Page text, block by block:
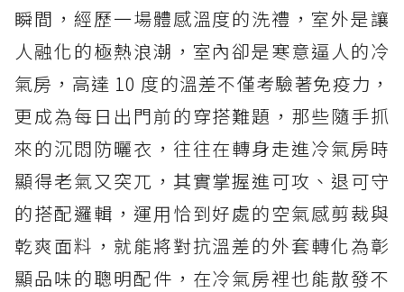
瞬間，經歷一場體感溫度的洗禮，室外是讓
人融化的極熱浪潮，室內卻是寒意逼人的冷
氣房，高達 10 度的溫差不僅考驗著免疫力，
更成為每日出門前的穿搭難題，那些隨手抓
來的沉悶防曬衣，往往在轉身走進冷氣房時
顯得老氣又突兀，其實掌握進可攻、退可守
的搭配邏輯，運用恰到好處的空氣感剪裁與
乾爽面料，就能將對抗溫差的外套轉化為彰
顯品味的聰明配件，在冷氣房裡也能散發不